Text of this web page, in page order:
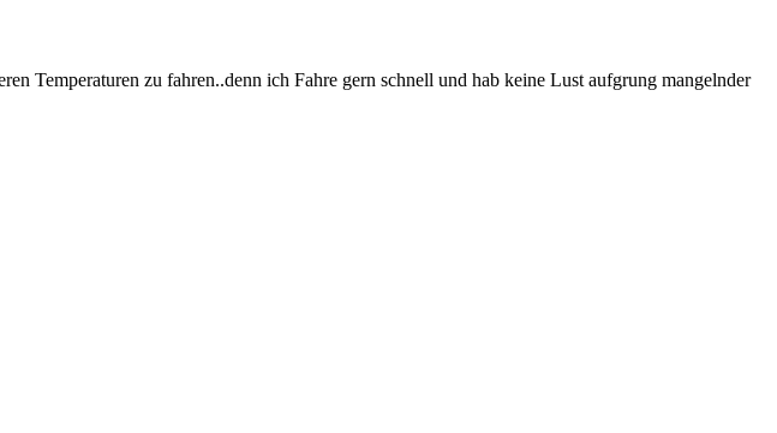
Temperaturen zu fahren..denn ich Fahre gern schnell und hab keine Lust aufgrung mangelnder